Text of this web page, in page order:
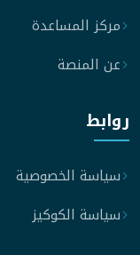
مركز المساعدة
عن المنصة
روابط
سياسة الخصوصية
سياسة الكوكيز